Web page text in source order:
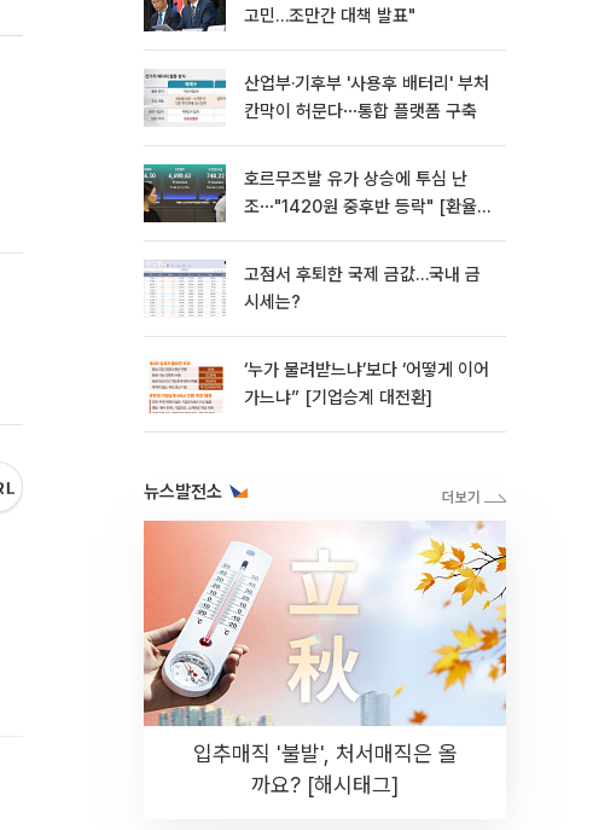
고민…조만간 대책 발표"
산업부·기후부 '사용후 배터리' 부처
칸막이 허문다⋯통합 플랫폼 구축
호르무즈발 유가 상승에 투심 난
조⋯"1420원 중후반 등락" [환율전
고점서 후퇴한 국제 금값…국내 금
시세는?
‘누가 물려받느냐’보다 ‘어떻게 이어
가느냐” [기업승계 대전환]
뉴스발전소
입추매직 '불발', 처서매직은 올
까요? [해시태그]